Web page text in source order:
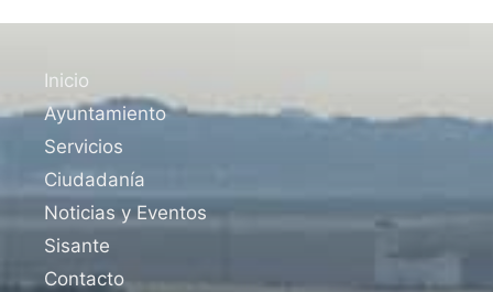
Inicio
Ayuntamiento
Servicios
Ciudadanía
Noticias y Eventos
Sisante
Contacto